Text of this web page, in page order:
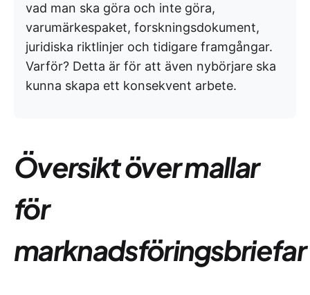
vad man ska göra och inte göra,
varumärkespaket, forskningsdokument,
juridiska riktlinjer och tidigare framgångar.
Varför? Detta är för att även nybörjare ska
kunna skapa ett konsekvent arbete.
Översikt över mallar
för
marknadsföringsbriefar